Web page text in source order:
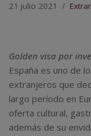
21 julio 2021
Golden visa por
España es uno de
extranjeros que
largo período en
oferta cultural,
además de su